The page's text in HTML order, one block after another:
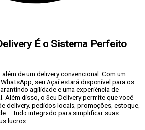
É o Sistema Perfeito
de um delivery convencional. Com um
seu Açaí estará disponível para os
agilidade e uma experiência de
Além disso, o Seu Delivery permite que você
delivery, pedidos locais, promoções, estoque,
– tudo integrado para simplificar suas
lucros.